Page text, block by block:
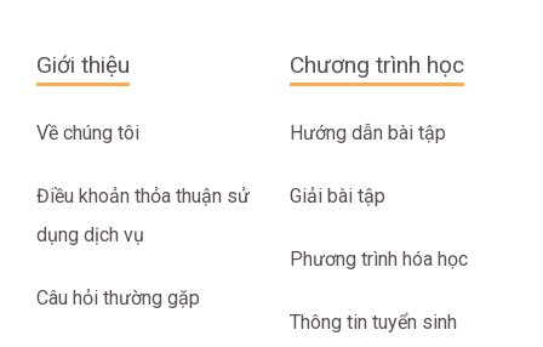
Giới thiệu
Về chúng tôi
Điều khoản thỏa thuận sử
dụng dịch vụ
Câu hỏi thường gặp
Chương trình học
Hướng dẫn bài tập
Giải bài tập
Phương trình hóa học
Thông tin tuyển sinh